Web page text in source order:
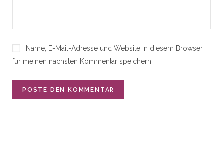
Name, E-Mail-Adresse und Website in diesem Browser
für meinen nächsten Kommentar speichern.